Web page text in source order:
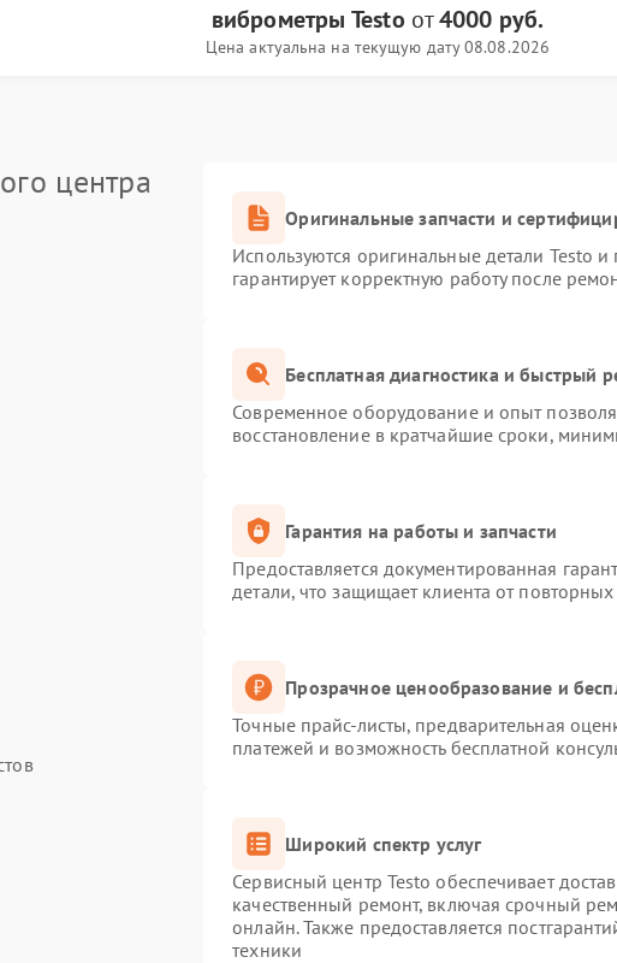
виброметры Testo от4000 руб.
Цена актуальна на текущую дату 08.08.2026
центра
Оригинальные запчасти и
Используются оригинальные детали Testo
гарантирует корректную работу после
Бесплатная диагностика и быстрый
Современное оборудование и опыт
восстановление в кратчайшие сроки,
Гарантия на работы и запчасти
Предоставляется документированная
детали, что защищает клиента от
Прозрачное ценообразование и
Точные прайс-листы, предварительная
платежей и возможность бесплатной
Широкий спектр услуг
Сервисный центр Testo обеспечивает
качественный ремонт, включая срочный
онлайн. Также предоставляется
техники